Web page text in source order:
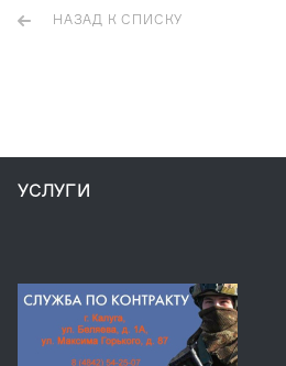
НАЗАД К СПИСКУ
УСЛУГИ